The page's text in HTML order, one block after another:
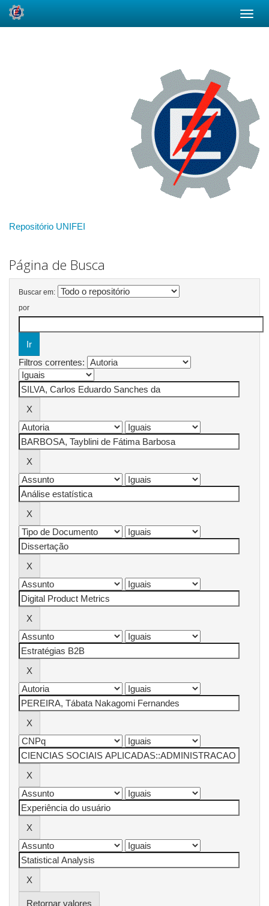
Repositório UNIFEI
Página de Busca
Buscar em:
por
Filtros correntes:
Retornar valores